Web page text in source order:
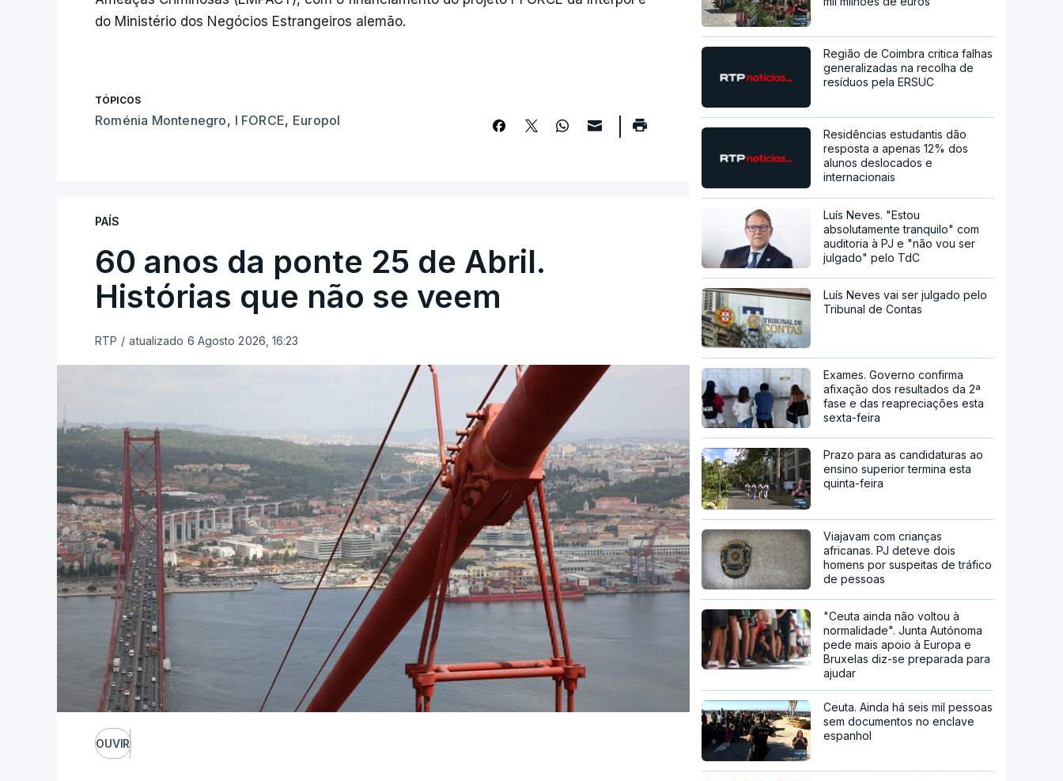
do Ministério dos Negócios Estrangeiros alemão.
TÓPICOS
Roménia Montenegro, I FORCE, Europol
PAÍS
60 anos da ponte 25 de Abril.
Histórias que não se veem
RTP / atualizado 6 Agosto 2026, 16:23
OUVIR
Região de Coimbra critica falhas
generalizadas na recolha de
resíduos pela ERSUC
Residências estudantis dão
resposta a apenas 12% dos
alunos deslocados e
internacionais
Luís Neves. "Estou
absolutamente tranquilo" com
auditoria à PJ e "não vou ser
julgado" pelo TdC
Luís Neves vai ser julgado pelo
Tribunal de Contas
Exames. Governo confirma
afixação dos resultados da 2ª
fase e das reapreciações esta
sexta-feira
Prazo para as candidaturas ao
ensino superior termina esta
quinta-feira
Viajavam com crianças
africanas. PJ deteve dois
homens por suspeitas de tráfico
de pessoas
"Ceuta ainda não voltou à
normalidade". Junta Autónoma
pede mais apoio à Europa e
Bruxelas diz-se preparada para
ajudar
Ceuta. Ainda há seis mil pessoas
sem documentos no enclave
espanhol